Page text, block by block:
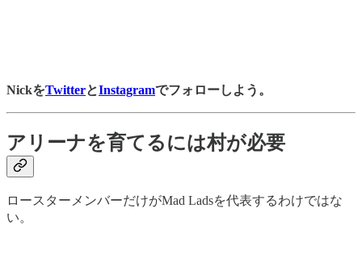
NickをTwitterとInstagramでフォローしよう。
アリーナを育てるには村が必要
ロースターメンバーだけがMad Ladsを代表するわけではな
い。